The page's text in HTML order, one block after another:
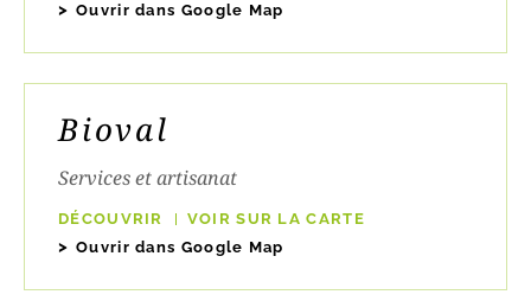
Ouvrir dans Google Map
Bioval
Services et artisanat
DÉCOUVRIR
VOIR SUR LA CARTE
Ouvrir dans Google Map